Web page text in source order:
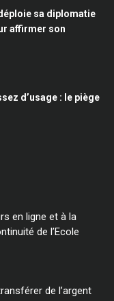
sa diplomatie
affirmer son
d’usage : le piège
en ligne et à la
de l’Ecole
de l’argent